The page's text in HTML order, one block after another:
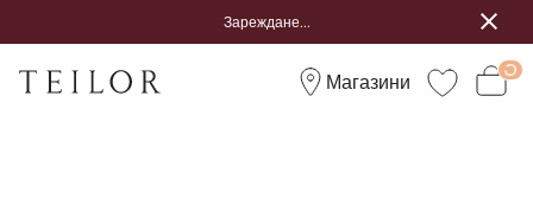
Зареждане...
Магазини